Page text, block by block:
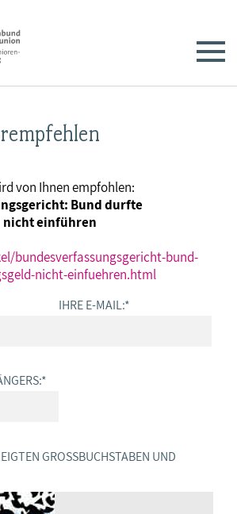
von Ihnen empfohlen:
Bund durfte
nicht einführen
bundesverfassungsgericht-bund-
nicht-einfuehren.html
IHRE E-MAIL:*
*
GROSSBUCHSTABEN UND Z